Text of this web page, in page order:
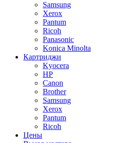
Samsung
Xerox
Pantum
Ricoh
Panasonic
Konica Minolta
Картриджи
Kyocera
HP
Canon
Brother
Samsung
Xerox
Pantum
Ricoh
Цены